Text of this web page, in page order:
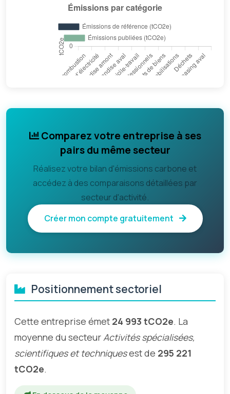
Comparez votre entreprise à ses
pairs du même secteur
Réalisez votre bilan d'émissions carbone et
accédez à des comparaisons détaillées par
secteur d'activité.
Créer mon compte gratuitement
Positionnement sectoriel
Cette entreprise émet 24 993 tCO2e. La
moyenne du secteurActivités spécialisées,
scientifiques et techniquesest de 295 221
tCO2e.